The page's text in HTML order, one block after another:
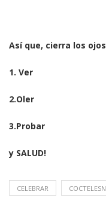
Así que, cierra los
1. Ver
2.Oler
3.Probar
y SALUD!
CELEBRAR